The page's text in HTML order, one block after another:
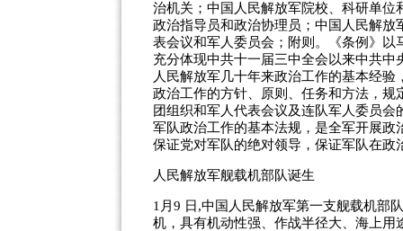
治机关；中国人民解放军院校、科研单
政治指导员和政治协理员；中国人民解
表会议和军人委员会；附则。《条例》
充分体现中共十一届三中全会以来中共
人民解放军几十年来政治工作的基本经
政治工作的方针、原则、任务和方法，
团组织和军人代表会议及连队军人委员
军队政治工作的基本法规，是全军开展
保证党对军队的绝对领导，保证军队在
人民解放军舰载机部队诞生
1月9 日,中国人民解放军第一支舰载机部
机，具有机动性强、作战半径大、海上